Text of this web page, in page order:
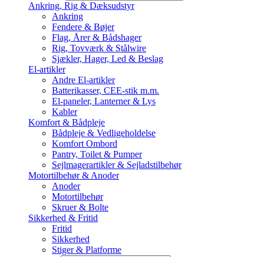
Ankring, Rig & Dæksudstyr
Ankring
Fendere & Bøjer
Flag, Årer & Bådshager
Rig, Tovværk & Stålwire
Sjækler, Hager, Led & Beslag
El-artikler
Andre El-artikler
Batterikasser, CEE-stik m.m.
El-paneler, Lanterner & Lys
Kabler
Komfort & Bådpleje
Bådpleje & Vedligeholdelse
Komfort Ombord
Pantry, Toilet & Pumper
Sejlmagerartikler & Sejladstilbehør
Motortilbehør & Anoder
Anoder
Motortilbehør
Skruer & Bolte
Sikkerhed & Fritid
Fritid
Sikkerhed
Stiger & Platforme